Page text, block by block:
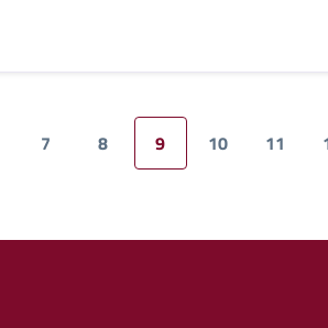
7 8 9 10 11